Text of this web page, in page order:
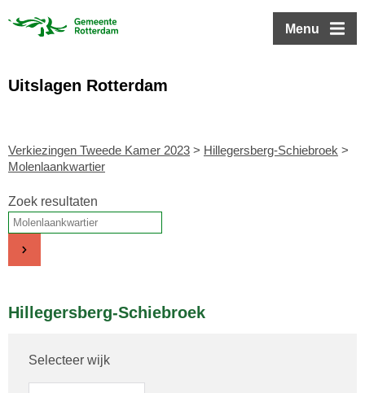
Menu
Uitslagen Rotterdam
Verkiezingen Tweede Kamer 2023 > Hillegersberg-Schiebroek >
Molenlaankwartier
Zoek resultaten
Hillegersberg-Schiebroek
Selecteer wijk